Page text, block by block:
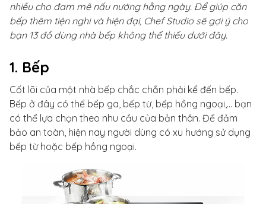
nhiều cho đam mê nấu nướng hằng ngày. Để giúp căn
bếp thêm tiện nghi và hiện đại, Chef Studio sẽ gợi ý cho
bạn 13 đồ dùng nhà bếp không thể thiếu dưới đây.
1. Bếp
Cốt lõi của một nhà bếp chắc chắn phải kể đến bếp.
Bếp ở đây có thể bếp ga, bếp từ, bếp hồng ngoại,... bạn
có thể lựa chọn theo nhu cầu của bản thân. Để đảm
bảo an toàn, hiện nay người dùng có xu hướng sử dụng
bếp từ hoặc bếp hồng ngoại.